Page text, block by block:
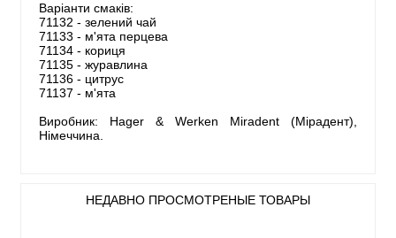
Варіанти смаків:
71132 - зелений чай
71133 - м'ята перцева
71134 - кориця
71135 - журавлина
71136 - цитрус
71137 - м'ята
Виробник: Hager & Werken Miradent (Мірадент),
Німеччина.
НЕДАВНО ПРОСМОТРЕНЫЕ ТОВАРЫ